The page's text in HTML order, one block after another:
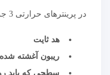
در پرینترهای حرارتی 3 جزء اصلی وجود دارد :
هد ثایت
ریبون آغشته
سطحی که باید